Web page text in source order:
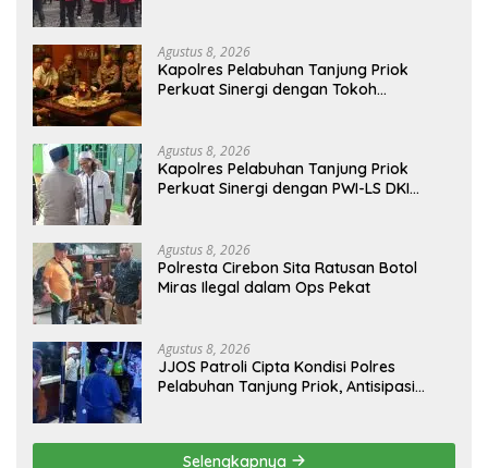
Agustus 8, 2026
Kapolres Pelabuhan Tanjung Priok
Perkuat Sinergi dengan Tokoh
Agustus 8, 2026
Kapolres Pelabuhan Tanjung Priok
Perkuat Sinergi dengan PWI-LS DKI
Agustus 8, 2026
Polresta Cirebon Sita Ratusan Botol
Miras Ilegal dalam Ops Pekat
Agustus 8, 2026
JJOS Patroli Cipta Kondisi Polres
Pelabuhan Tanjung Priok, Antisipasi
Selengkapnya